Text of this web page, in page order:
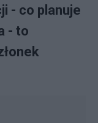
- co planuje
- to